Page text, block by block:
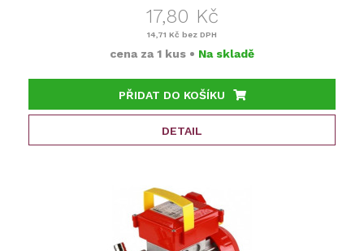
17,80 Kč
14,71 Kč bez DPH
cena za 1 kus • Na skladě
PŘIDAT DO KOŠÍKU
DETAIL